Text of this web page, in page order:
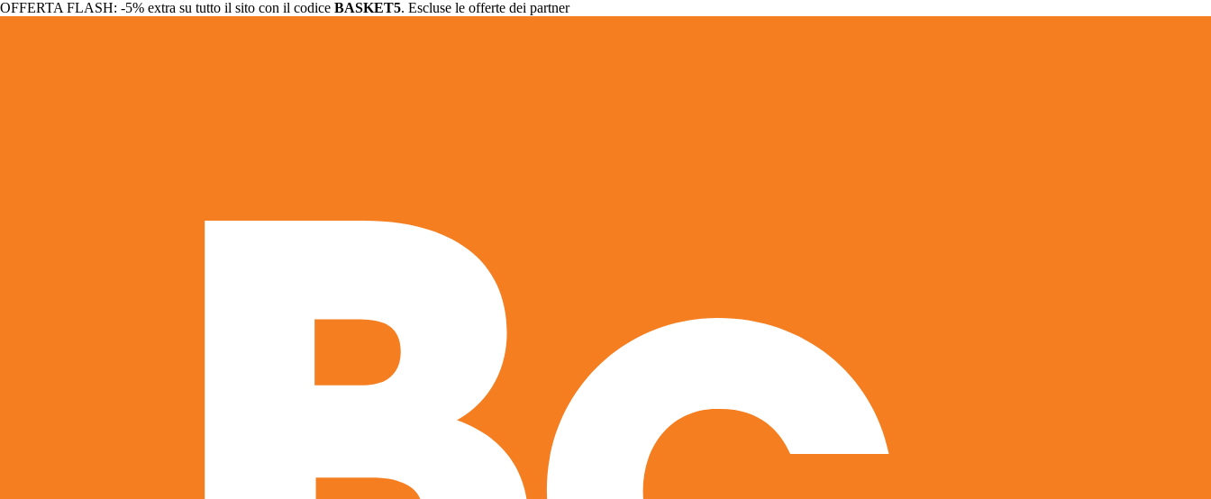
OFFERTA FLASH: -5% extra su tutto il sito con il codice BASKET5. Escluse le offerte dei partner